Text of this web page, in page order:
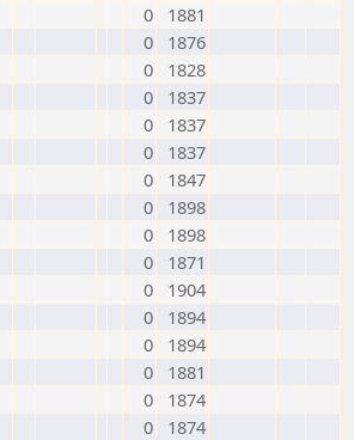
0
1881
0
1876
0
1828
0
1837
0
1837
0
1837
0
1847
0
1898
0
1898
0
1871
0
1904
0
1894
0
1894
0
1881
0
1874
0 1874